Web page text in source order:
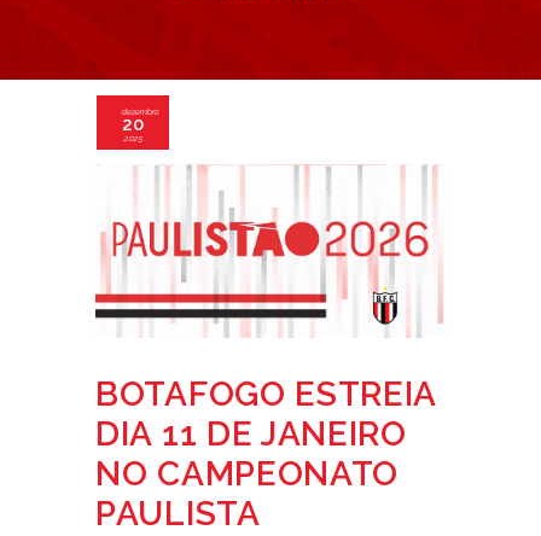
dezembro
20
2025
BOTAFOGO ESTREIA
DIA 11 DE JANEIRO
NO CAMPEONATO
PAULISTA